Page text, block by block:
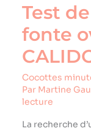
Test
fonte
Cocottes
Par Martine
lecture
La recherche